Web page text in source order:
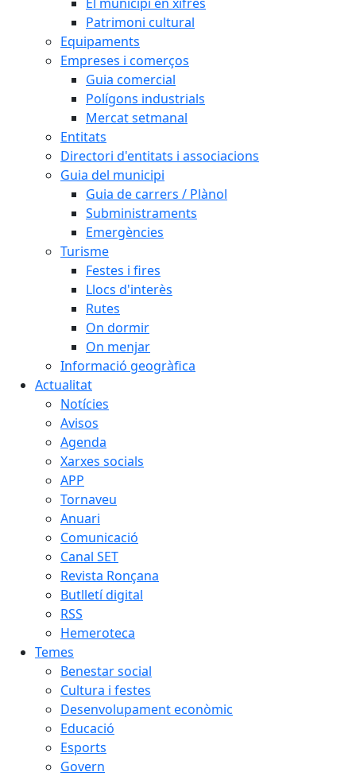
Patrimoni cultural
Equipaments
Empreses i comerços
Guia comercial
Polígons industrials
Mercat setmanal
Entitats
Directori d'entitats i associacions
Guia del municipi
Guia de carrers / Plànol
Subministraments
Emergències
Turisme
Festes i fires
Llocs d'interès
Rutes
On dormir
On menjar
Informació geogràfica
Actualitat
Notícies
Avisos
Agenda
Xarxes socials
APP
Tornaveu
Anuari
Comunicació
Canal SET
Revista Ronçana
Butlletí digital
RSS
Hemeroteca
Temes
Benestar social
Cultura i festes
Desenvolupament econòmic
Educació
Esports
Govern